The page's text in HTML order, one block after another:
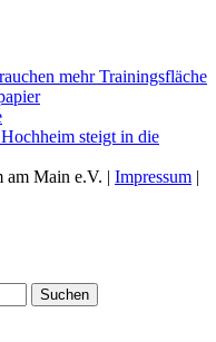
mehr Trainingsfläche
steigt in die
Main e.V. | Impressum |
Suchen